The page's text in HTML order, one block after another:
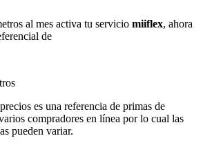
al mes activa tu servicio miiflex, ahora
de
es una referencia de primas de
compradores en línea por lo cual las
pueden variar.